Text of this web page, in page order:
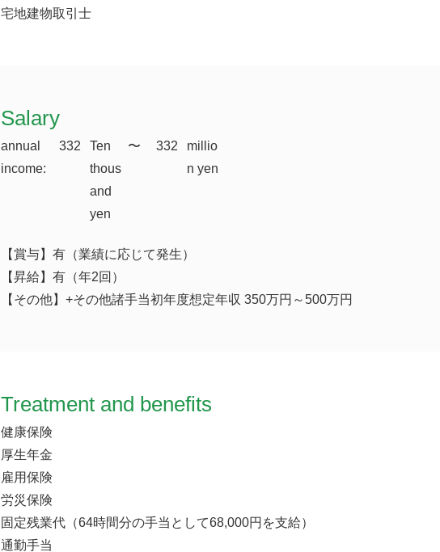
宅地建物取引士
​Salary
annual
income:
332
Ten
thous
and
yen
​〜 332
millio
n yen
【賞与】有（業績に応じて発生）
【昇給】有（年2回）
【その他】+その他諸手当初年度想定年収 350万円～500万円
Treatment and benefits
健康保険
厚生年金
雇用保険
労災保険
固定残業代（64時間分の手当として68,000円を支給）
通勤手当